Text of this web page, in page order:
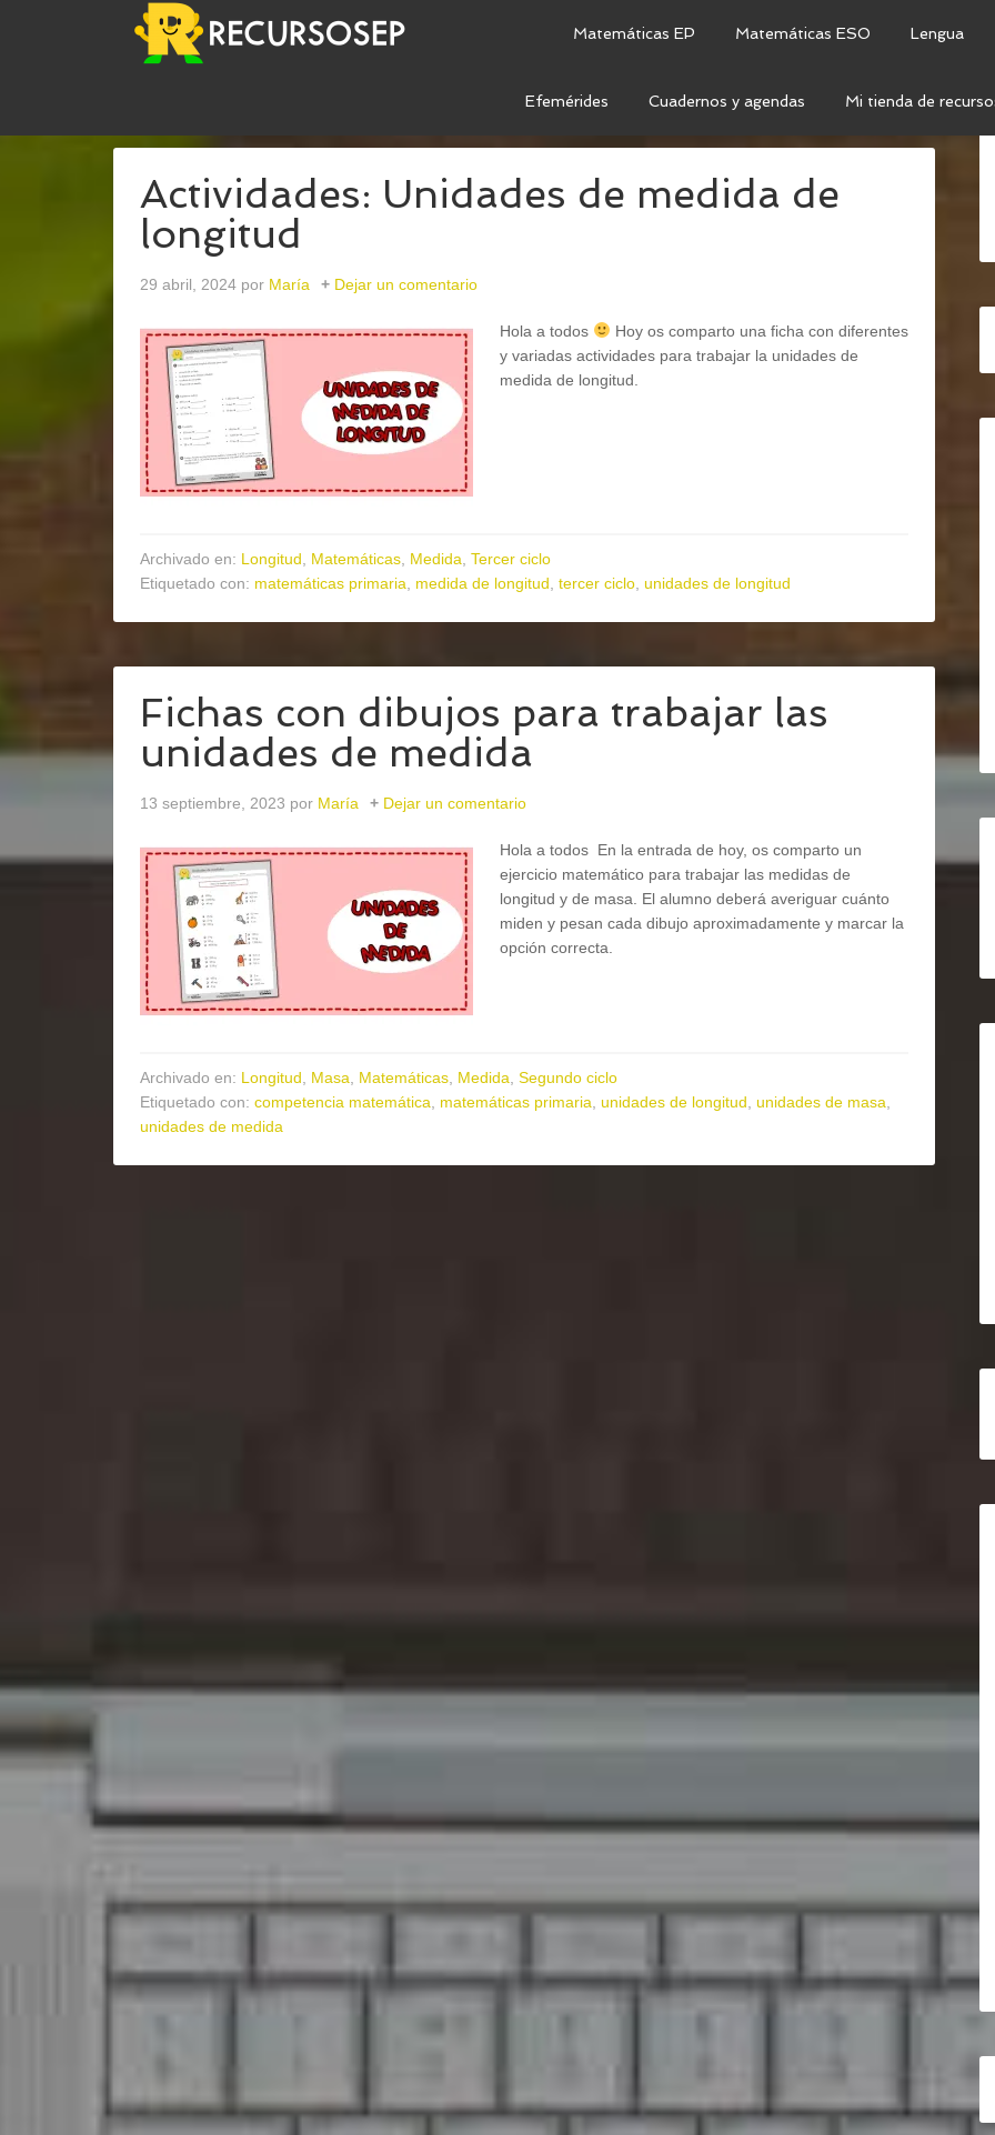
Matemáticas EP Matemáticas ESO Lengua
Efemérides Cuadernos y agendas Mi tienda de
Actividades: Unidades de medida de
longitud
29 abril, 2024 por María Dejar un comentario
Hola a todos
Hoy os comparto una ficha con diferentes
y variadas actividades para trabajar la unidades de
medida de longitud.
Archivado en: Longitud Matemáticas Medida Tercer ciclo
Etiquetado con: matemáticas primaria medida de longitud tercer ciclo unidades de longitud
Fichas con dibujos para trabajar las
unidades de medida
13 septiembre, 2023 por María Dejar un comentario
Hola a todos En la entrada de hoy, os comparto un
ejercicio matemático para trabajar las medidas de
longitud y de masa. El alumno deberá averiguar cuánto
miden y pesan cada dibujo aproximadamente y marcar la
opción correcta.
Archivado en: Longitud Masa Matemáticas Medida Segundo ciclo
Etiquetado con: competencia matemática matemáticas primaria unidades de longitud unidades de masa
unidades de medida